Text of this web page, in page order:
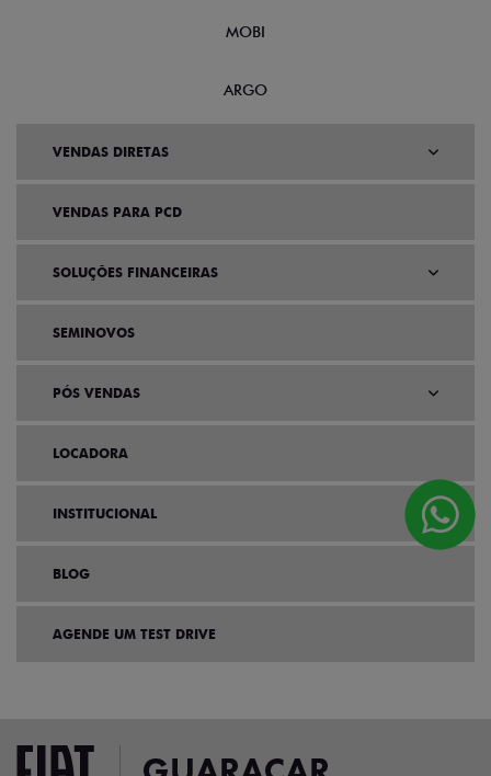
MOBI
ARGO
VENDAS DIRETAS
VENDAS PARA PCD
SOLUÇÕES FINANCEIRAS
SEMINOVOS
PÓS VENDAS
LOCADORA
INSTITUCIONAL
BLOG
AGENDE UM TEST DRIVE